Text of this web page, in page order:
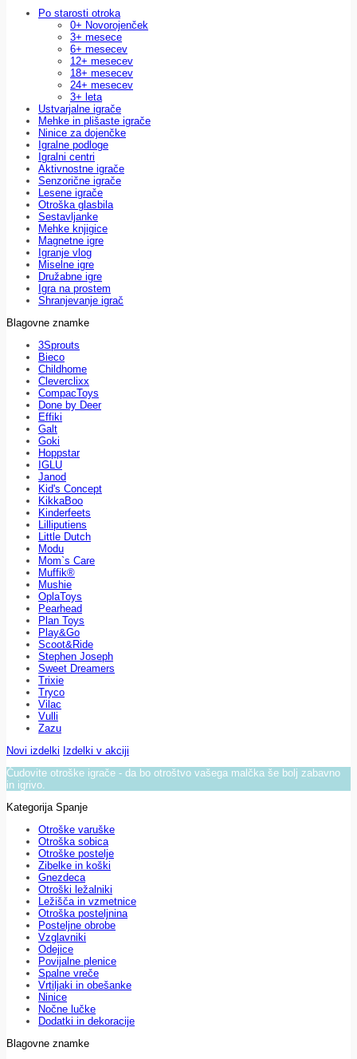
Po starosti otroka
0+ Novorojenček
3+ mesece
6+ mesecev
12+ mesecev
18+ mesecev
24+ mesecev
3+ leta
Ustvarjalne igrače
Mehke in plišaste igrače
Ninice za dojenčke
Igralne podloge
Igralni centri
Aktivnostne igrače
Senzorične igrače
Lesene igrače
Otroška glasbila
Sestavljanke
Mehke knjigice
Magnetne igre
Igranje vlog
Miselne igre
Družabne igre
Igra na prostem
Shranjevanje igrač
Blagovne znamke
3Sprouts
Bieco
Childhome
Cleverclixx
CompacToys
Done by Deer
Effiki
Galt
Goki
Hoppstar
IGLU
Janod
Kid's Concept
KikkaBoo
Kinderfeets
Lilliputiens
Little Dutch
Modu
Mom`s Care
Muffik®
Mushie
OplaToys
Pearhead
Plan Toys
Play&Go
Scoot&Ride
Stephen Joseph
Sweet Dreamers
Trixie
Tryco
Vilac
Vulli
Zazu
Novi izdelki Izdelki v akciji
Čudovite otroške igrače - da bo otroštvo vašega malčka še bolj zabavno
in igrivo.
Kategorija Spanje
Otroške varuške
Otroška sobica
Otroške postelje
Zibelke in koški
Gnezdeca
Otroški ležalniki
Ležišča in vzmetnice
Otroška posteljnina
Posteljne obrobe
Vzglavniki
Odejice
Povijalne plenice
Spalne vreče
Vrtiljaki in obešanke
Ninice
Nočne lučke
Dodatki in dekoracije
Blagovne znamke